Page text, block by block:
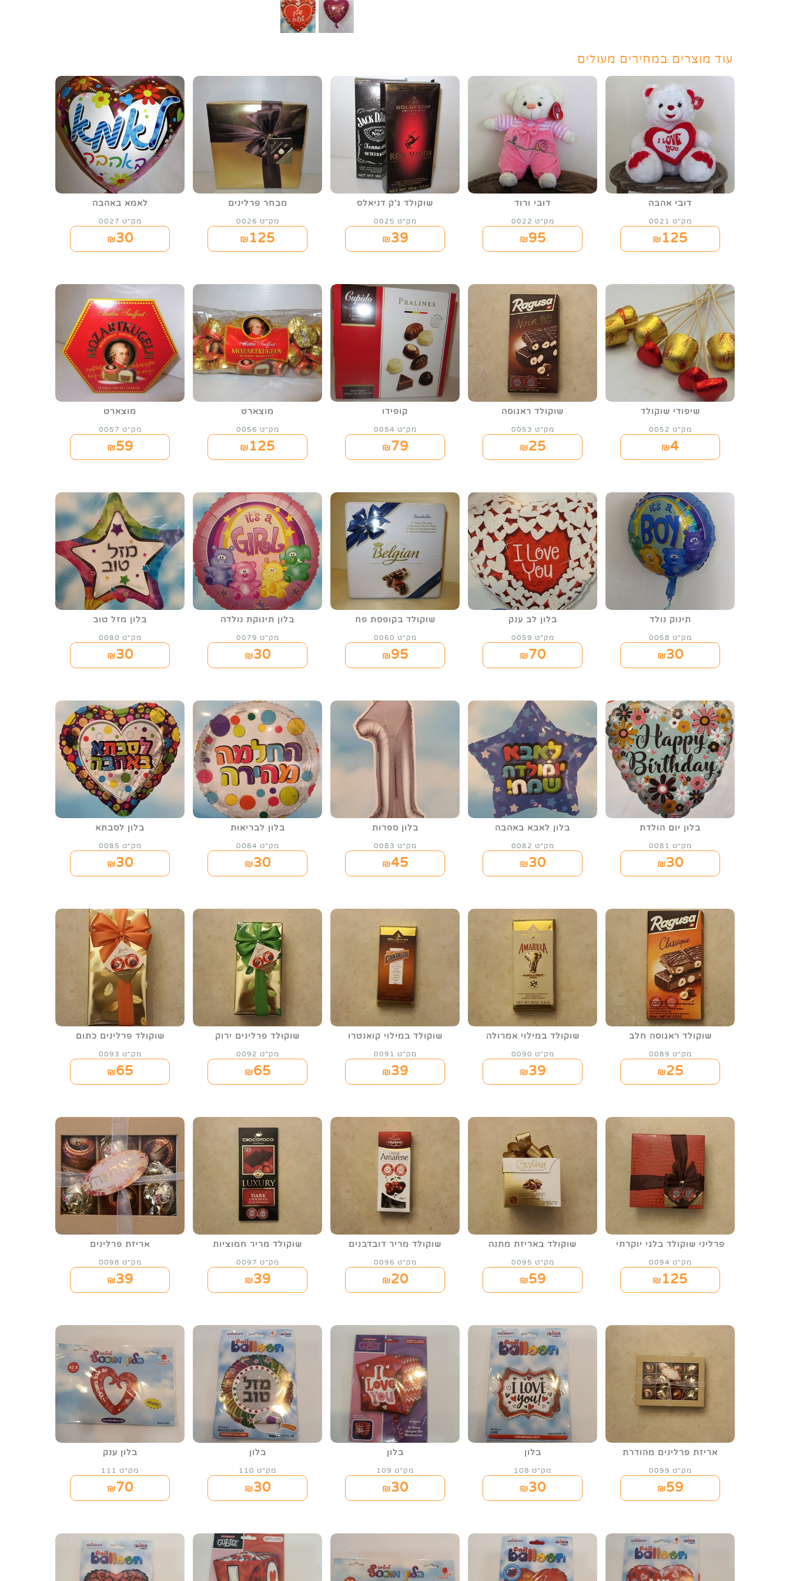
עוד מוצרים במחירים מעולים
דובי אהבה
מק"ט 0021
₪ 125
דובי ורוד
מק"ט 0022
₪95
שוקולד ג'ק דניאלס
מק"ט 0025
₪39
מבחר פרלינים
מק"ט 0026
₪ 125
לאמא באהבה
מק"ט 0027
₪30
שיפודי שוקולד
מק"ט 0052
₪4
שוקולד ראגוסה
מק"ט 0053
₪25
קופידו
מק"ט 0054
₪79
מוצארט
מק"ט 0056
₪ 125
מוצארט
מק"ט 0057
₪59
תינוק נולד
מק"ט 0058
₪30
בלון לב ענק
מק"ט 0059
₪70
שוקולד בקופסת פח
מק"ט 0060
₪95
בלון תינוקת נולדה
מק"ט 0079
₪30
בלון מזל טוב
מק"ט 0080
₪30
בלון יום הולדת
מק"ט 0081
₪30
בלון לאבא באהבה
מק"ט 0082
₪30
בלון ספרות
מק"ט 0083
₪45
בלון לבריאות
מק"ט 0084
₪30
בלון לסבתא
מק"ט 0085
₪30
שוקולד ראגוסה חלב
מק"ט 0089
₪25
שוקולד במילוי אמרולה
מק"ט 0090
₪39
שוקולד במילוי קואנטרו
מק"ט 0091
₪39
שוקולד פרלינים ירוק
מק"ט 0092
₪65
שוקולד פרלינים כתום
מק"ט 0093
₪65
פרליני שוקולד בלגי יוקרתי
מק"ט 0094
₪ 125
שוקולד באריזת מתנה
מק"ט 0095
₪59
שוקולד מריר דובדבנים
מק"ט 0096
₪20
שוקולד מריר חמוציות
מק"ט 0097
₪39
אריזת פרלינים
מק"ט 0098
₪39
אריזת פרלינים מהודרת
מק"ט 0099
₪59
בלון
מק"ט 108
₪30
בלון
מק"ט 109
₪30
בלון
מק"ט 110
₪30
בלון ענק
מק"ט 111
₪70